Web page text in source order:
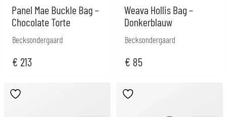
Panel Mae Buckle Bag –
Chocolate Torte
Becksondergaard
€ 213
Weava Hollis Bag –
Donkerblauw
Becksondergaard
€ 85